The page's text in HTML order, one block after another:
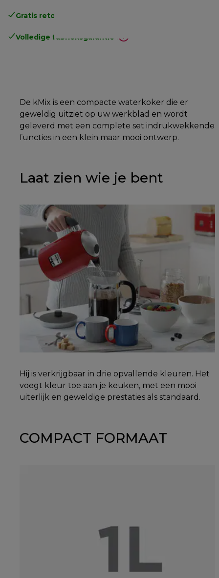
Gratis retourneren
Volledige fabrieksgarantie .
De kMix is een compacte waterkoker die er
geweldig uitziet op uw werkblad en wordt
geleverd met een complete set indrukwekkende
functies in een klein maar mooi ontwerp.
Laat zien wie je bent
Hij is verkrijgbaar in drie opvallende kleuren. Het
voegt kleur toe aan je keuken, met een mooi
uiterlijk en geweldige prestaties als standaard.
COMPACT FORMAAT